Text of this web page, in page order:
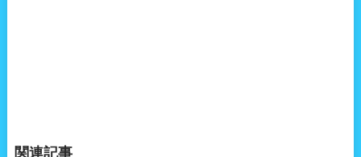
関連記事